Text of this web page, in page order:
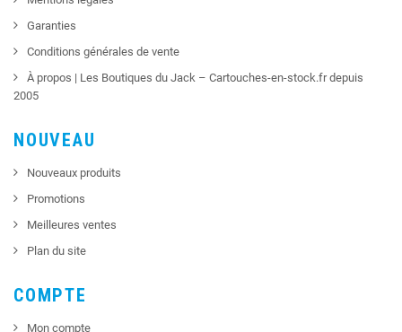
Garanties
Conditions générales de vente
À propos | Les Boutiques du Jack – Cartouches-en-stock.fr depuis
2005
NOUVEAU
Nouveaux produits
Promotions
Meilleures ventes
Plan du site
COMPTE
Mon compte